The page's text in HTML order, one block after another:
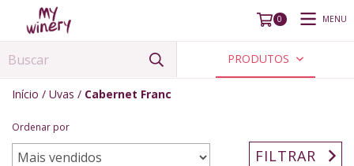
0 MENU
PRODUTOS
Início / Uvas / Cabernet Franc
Ordenar por
FILTRAR